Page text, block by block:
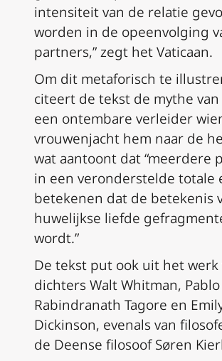
intensiteit van de relatie
worden in de opeenvolging
partners,” zegt het Vaticaan.
Om dit metaforisch te
citeert de tekst de mythe van
een ontembare verleider
vrouwenjacht hem naar de
wat aantoont dat “meerdere
in een veronderstelde totale
betekenen dat de betekenis
huwelijkse liefde
wordt.”
De tekst put ook uit het werk
dichters Walt Whitman,
Rabindranath Tagore en
Dickinson, evenals van
de Deense filosoof Søren